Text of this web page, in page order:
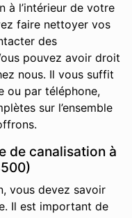
à l’intérieur de votre
faire nettoyer vos
des
pouvez avoir droit
nous. Il vous suffit
ou par téléphone,
sur l’ensemble
de canalisation à
vous devez savoir
Il est important de